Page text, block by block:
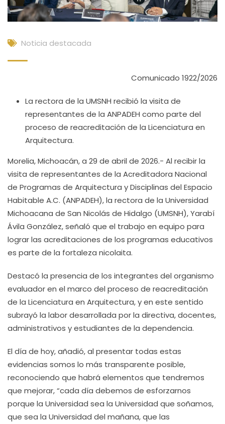
Noticia destacada
Comunicado 1922/2026
La rectora de la UMSNH recibió la visita de
representantes de la ANPADEH como parte del
proceso de reacreditación de la Licenciatura en
Arquitectura.
Morelia, Michoacán, a 29 de abril de 2026.- Al recibir la
visita de representantes de la Acreditadora Nacional
de Programas de Arquitectura y Disciplinas del Espacio
Habitable A.C. (ANPADEH), la rectora de la Universidad
Michoacana de San Nicolás de Hidalgo (UMSNH), Yarabí
Ávila González, señaló que el trabajo en equipo para
lograr las acreditaciones de los programas educativos
es parte de la fortaleza nicolaita.
Destacó la presencia de los integrantes del organismo
evaluador en el marco del proceso de reacreditación
de la Licenciatura en Arquitectura, y en este sentido
subrayó la labor desarrollada por la directiva, docentes,
administrativos y estudiantes de la dependencia.
El día de hoy, añadió, al presentar todas estas
evidencias somos lo más transparente posible,
reconociendo que habrá elementos que tendremos
que mejorar, “cada día debemos de esforzarnos
porque la Universidad sea la Universidad que soñamos,
que sea la Universidad del mañana, que las